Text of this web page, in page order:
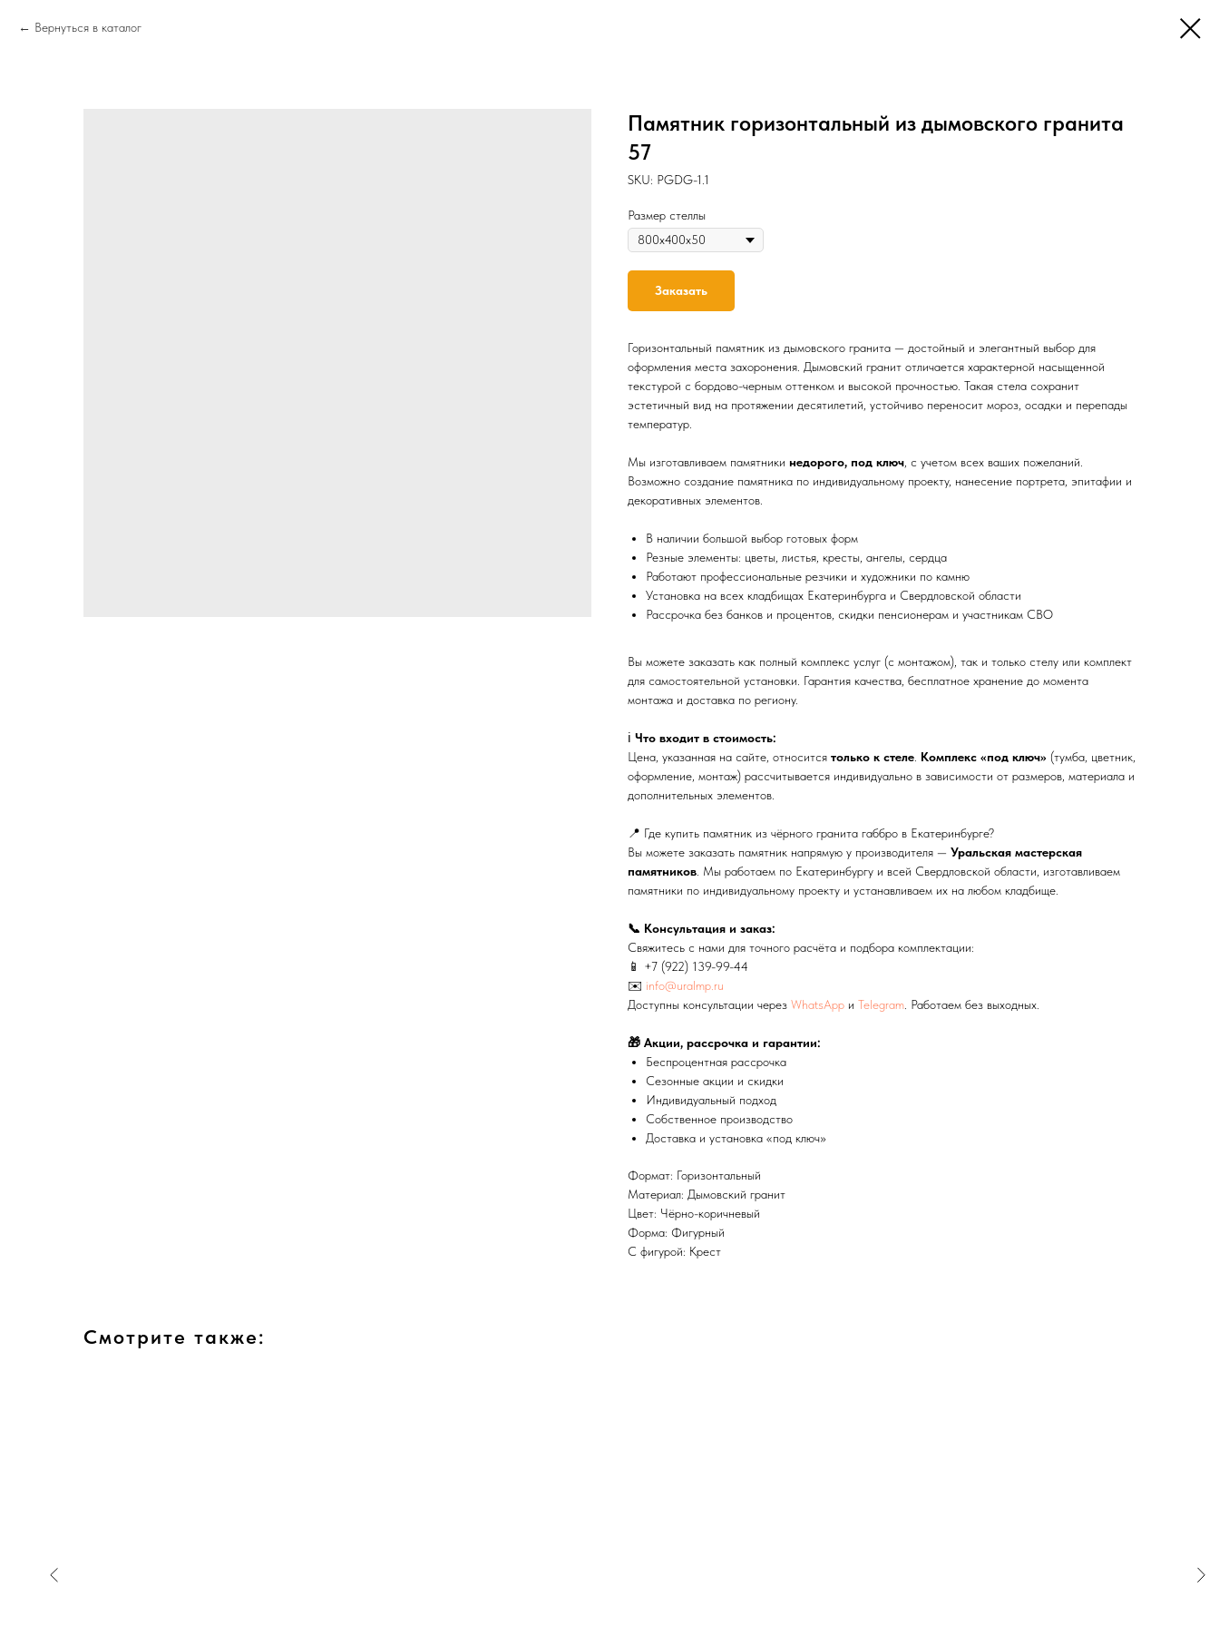
Вернуться в каталог
Памятник горизонтальный из дымовского гранита
57
SKU: PGDG-1.1
Размер стеллы
Заказать
Горизонтальный памятник из дымовского гранита — достойный и элегантный выбор для
оформления места захоронения. Дымовский гранит отличается характерной насыщенной
текстурой с бордово-черным оттенком и высокой прочностью. Такая стела сохранит
эстетичный вид на протяжении десятилетий, устойчиво переносит мороз, осадки и перепады
температур.
Мы изготавливаем памятники недорого, под ключ , с учетом всех ваших пожеланий.
Возможно создание памятника по индивидуальному проекту, нанесение портрета, эпитафии и
декоративных элементов.
В наличии большой выбор готовых форм
Резные элементы: цветы, листья, кресты, ангелы, сердца
Работают профессиональные резчики и художники по камню
Установка на всех кладбищах Екатеринбурга и Свердловской области
Рассрочка без банков и процентов, скидки пенсионерам и участникам СВО
Вы можете заказать как полный комплекс услуг (с монтажом), так и только стелу или комплект
для самостоятельной установки. Гарантия качества, бесплатное хранение до момента
монтажа и доставка по региону.
ℹ️ Что входит в стоимость:
Цена, указанная на сайте, относится только к стеле Комплекс «под ключ» (тумба, цветник,
оформление, монтаж) рассчитывается индивидуально в зависимости от размеров, материала и
дополнительных элементов.
📍 Где купить памятник из чёрного гранита габбро в Екатеринбурге?
Вы можете заказать памятник напрямую у производителя — Уральская мастерская
памятников . Мы работаем по Екатеринбургу и всей Свердловской области, изготавливаем
памятники по индивидуальному проекту и устанавливаем их на любом кладбище.
📞 Консультация и заказ:
Свяжитесь с нами для точного расчёта и подбора комплектации:
📱 +7 (922) 139-99-44
✉️ info@uralmp.ru
Доступны консультации через WhatsApp и Telegram . Работаем без выходных.
🎁 Акции, рассрочка и гарантии:
Беспроцентная рассрочка
Сезонные акции и скидки
Индивидуальный подход
Собственное производство
Доставка и установка «под ключ»
Формат: Горизонтальный
Материал: Дымовский гранит
Цвет: Чёрно-коричневый
Форма: Фигурный
С фигурой: Крест
Смотрите также: